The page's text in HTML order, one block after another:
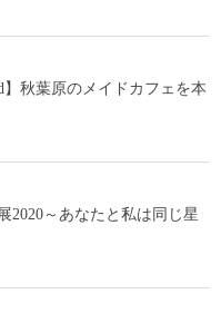
】秋葉原のメイドカフェを本
2020～あなたと私は同じ星